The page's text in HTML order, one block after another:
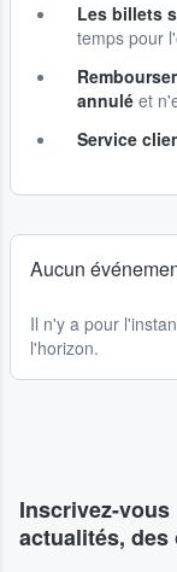
Les billets
temps pour
annulé et
Service
Aucun
Il n'y a pour
l'horizon.
Inscrivez-
actualités,